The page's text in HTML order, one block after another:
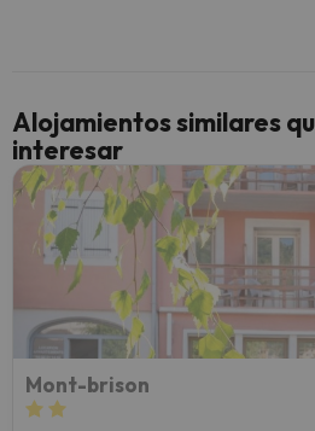
Alojamientos similares
interesar
Mont-brison